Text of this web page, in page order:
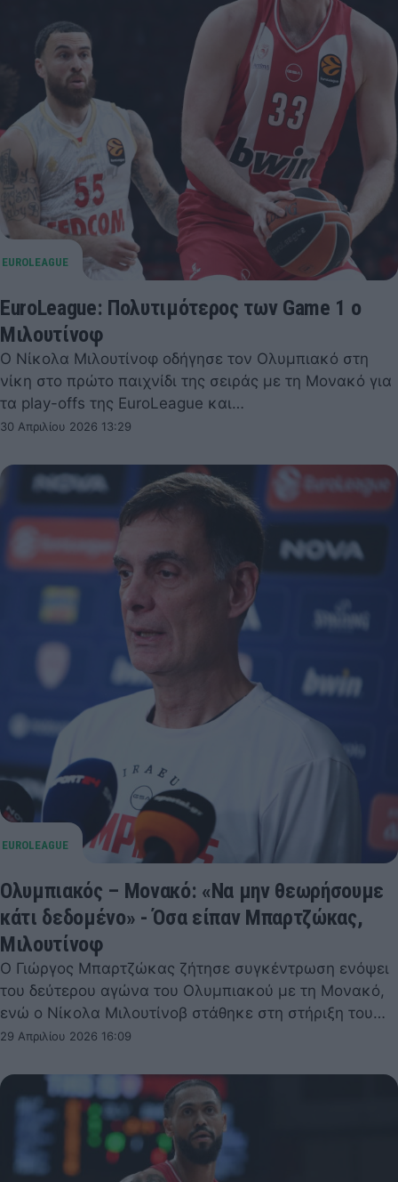
EuroLeague: Πολυτιμότερος των Game 1 ο
Μιλουτίνοφ
Ο Νίκολα Μιλουτίνοφ οδήγησε τον Ολυμπιακό στη
νίκη στο πρώτο παιχνίδι της σειράς με τη Μονακό για
τα play-offs της EuroLeague και…
30 Απριλίου 2026 13:29
Ολυμπιακός – Μονακό: «Να μην θεωρήσουμε
κάτι δεδομένο» - Όσα είπαν Μπαρτζώκας,
Μιλουτίνοφ
Ο Γιώργος Μπαρτζώκας ζήτησε συγκέντρωση ενόψει
του δεύτερου αγώνα του Ολυμπιακού με τη Μονακό,
ενώ ο Νίκολα Μιλουτίνοβ στάθηκε στη στήριξη του…
29 Απριλίου 2026 16:09